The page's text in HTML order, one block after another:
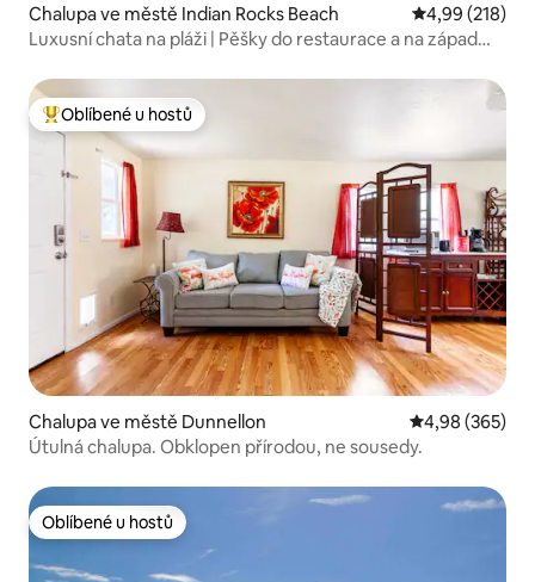
Chalupa ve městě Indian Rocks Beach Průměrné
4,99 (218)
Luxusní chata na pláži | Pěšky do restaurace a na západ
Nejlepší v kategorii Oblíbené u hostů
Oblíbené u hostů
Chalupa ve městě Dunnellon Průměrné
4,98 (365)
Útulná chalupa. Obklopen přírodou, ne sousedy.
Oblíbené u hostů
Oblíbené u hostů